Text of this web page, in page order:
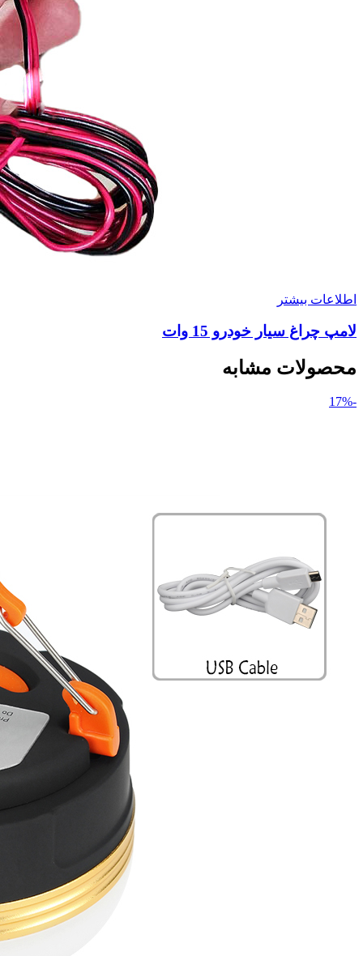
اطلاعات بیشتر
لامپ چراغ سیار خودرو 15 وات
محصولات مشابه
-17%